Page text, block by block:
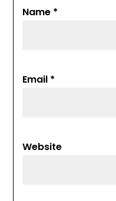
Name *
Email *
Website